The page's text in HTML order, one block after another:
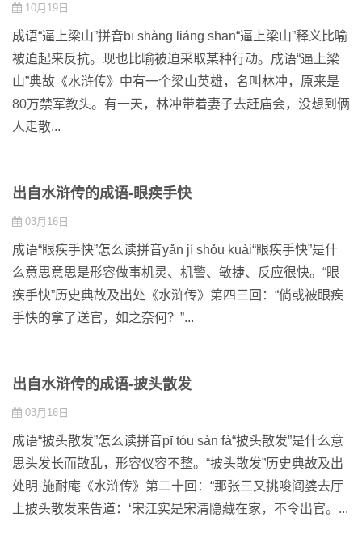
10月19日
成语“逼上梁山”拼音bī shàng liáng shān“逼上梁山”释义比喻
被迫起来反抗。现也比喻被迫采取某种行动。成语“逼上梁
山”典故《水浒传》中有一个梁山英雄，名叫林冲，原来是
80万禁军教头。有一天，林冲带着妻子去赶庙会，没想到俩
人走散...
出自水浒传的成语-眼疾手快
03月16日
成语“眼疾手快”怎么读拼音yǎn jí shǒu kuài“眼疾手快”是什
么意思意思是形容做事机灵、机警、敏捷、反应很快。“眼
疾手快”历史典故及出处《水浒传》第四三回：“倘或被眼疾
手快的拿了送官，如之奈何？”...
出自水浒传的成语-披头散发
03月16日
成语“披头散发”怎么读拼音pī tóu sàn fà“披头散发”是什么意
思头发长而散乱，形容仪容不整。“披头散发”历史典故及出
处明·施耐庵《水浒传》第二十回：“那张三又挑唆阎婆去厅
上披头散发来告道：‘宋江实是宋清隐藏在家，不令出官。...